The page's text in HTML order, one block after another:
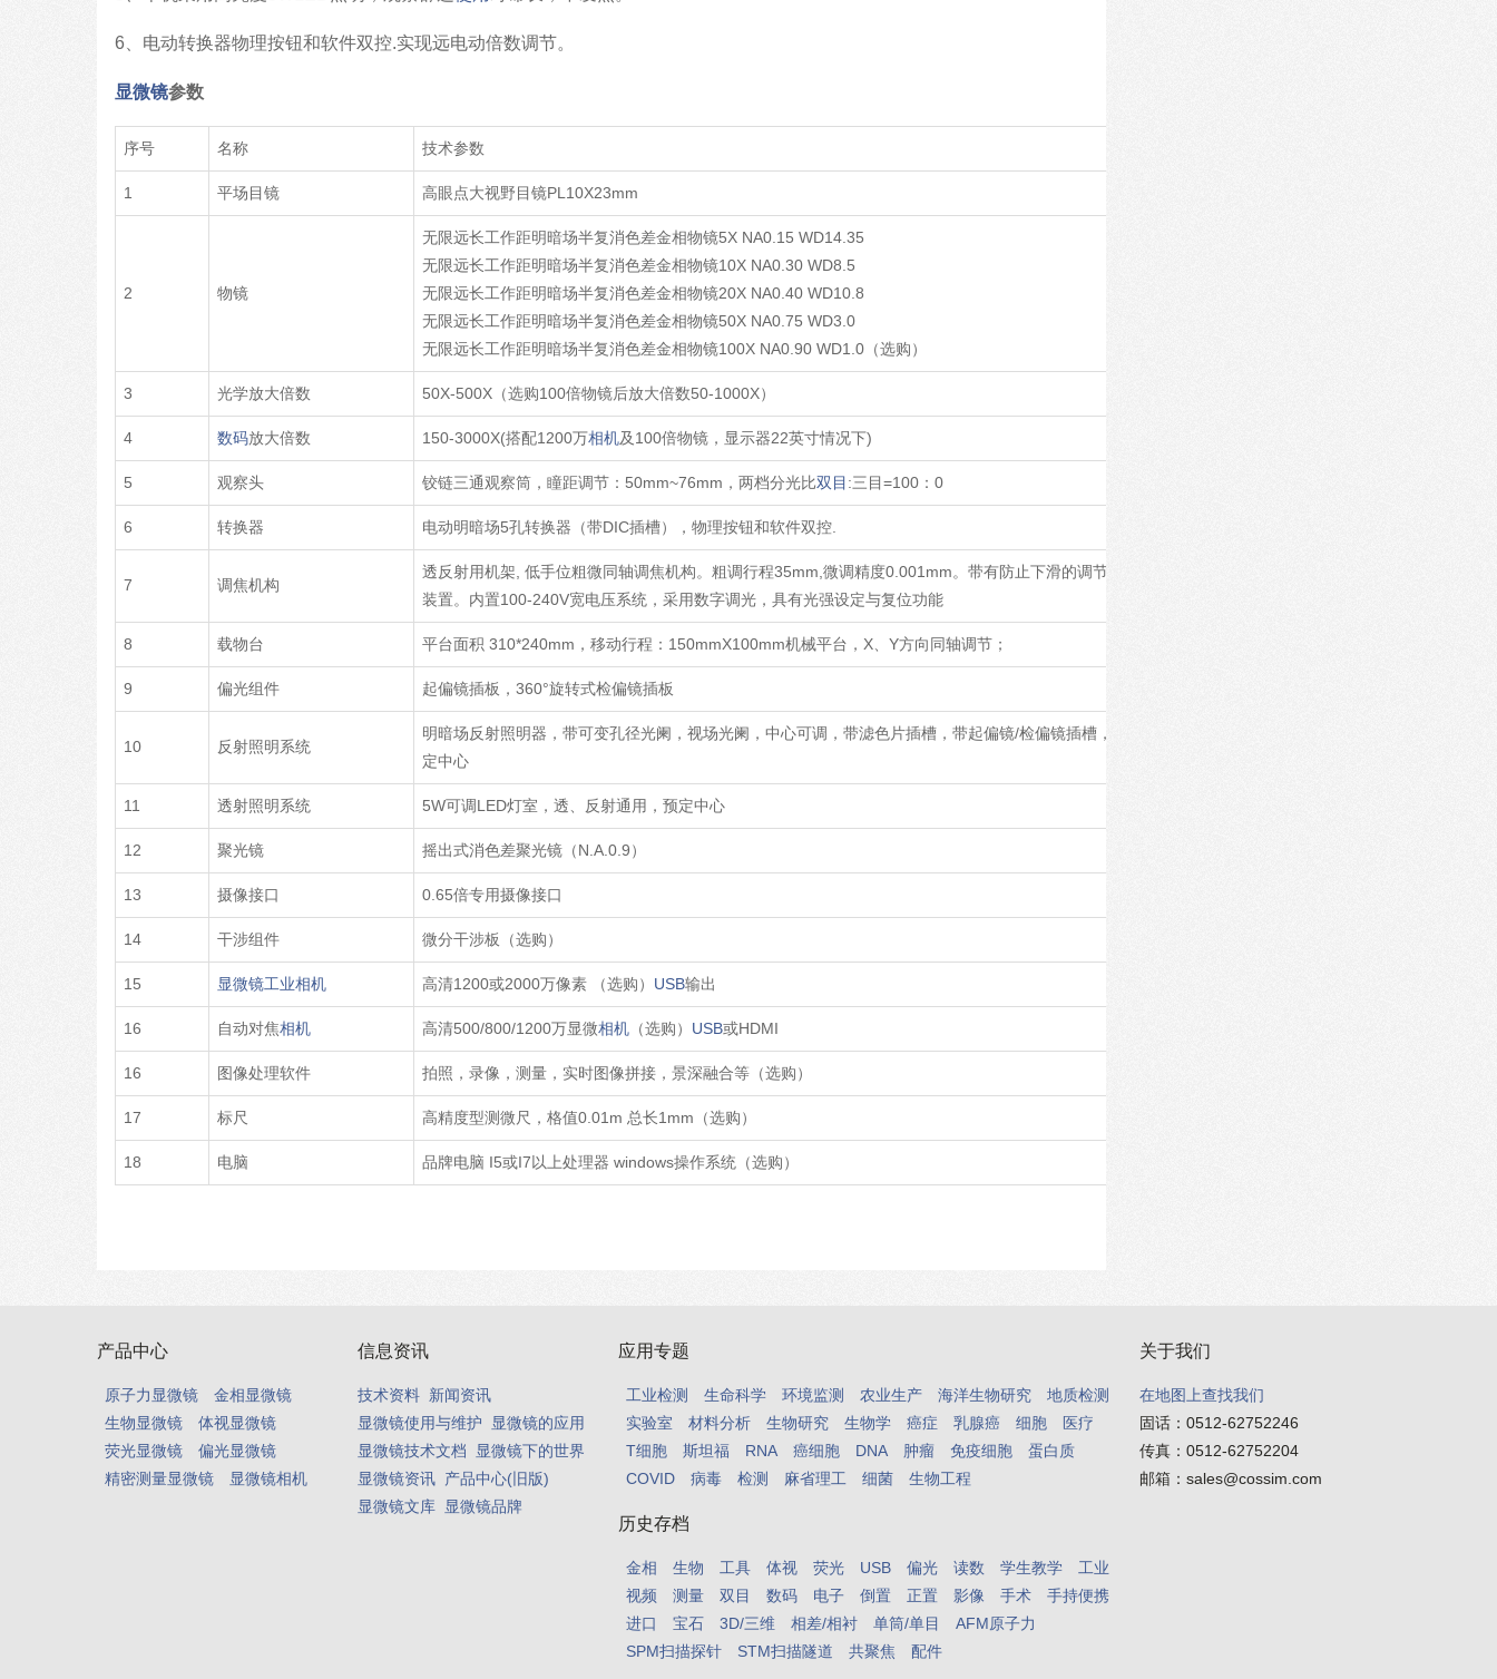
6、电动转换器物理按钮和软件双控.实现远电动倍数调节。
显微镜参数
序号 名称 技术参数
1 平场目镜 高眼点大视野目镜PL10X23mm
2 物镜
无限远长工作距明暗场半复消色差金相物镜5X NA0.15 WD14.35
无限远长工作距明暗场半复消色差金相物镜10X NA0.30 WD8.5
无限远长工作距明暗场半复消色差金相物镜20X NA0.40 WD10.8
无限远长工作距明暗场半复消色差金相物镜50X NA0.75 WD3.0
无限远长工作距明暗场半复消色差金相物镜100X NA0.90 WD1.0（选购）
3 光学放大倍数 50X-500X（选购100倍物镜后放大倍数50-1000X）
4 数码放大倍数 150-3000X(搭配1200万相机及100倍物镜，显示器22英寸情况下)
5 观察头 铰链三通观察筒，瞳距调节：50mm~76mm，两档分光比双目 :三目=100：0
6 转换器 电动明暗场5孔转换器（带DIC插槽），物理按钮和软件双控.
7 调焦机构
透反射用机架, 低手位粗微同轴调焦机构。粗调行程35mm,微调精度0.001mm。带有防止下滑的调节松紧装置和随机上限位
装置。内置100-240V宽电压系统，采用数字调光，具有光强设定与复位功能
8 载物台 平台面积 310*240mm，移动行程：150mmX100mm机械平台，X、Y方向同轴调节；
9 偏光组件 起偏镜插板，360°旋转式检偏镜插板
10 反射照明系统
明暗场反射照明器，带可变孔径光阑，视场光阑，中心可调，带滤色片插槽，带起偏镜/检偏镜插槽，5W可调LED灯室，预
定中心
11 透射照明系统 5W可调LED灯室，透、反射通用，预定中心
12 聚光镜 摇出式消色差聚光镜（N.A.0.9）
13 摄像接口 0.65倍专用摄像接口
14 干涉组件 微分干涉板（选购）
15 显微镜工业相机 高清1200或2000万像素 （选购） USB输出
16 自动对焦相机 高清500/800/1200万显微相机 （选购） USB或HDMI
16 图像处理软件 拍照，录像，测量，实时图像拼接，景深融合等（选购）
17 标尺 高精度型测微尺，格值0.01m 总长1mm（选购）
18 电脑 品牌电脑 I5或I7以上处理器 windows操作系统（选购）
产品中心
原子力显微镜
金相显微镜
生物显微镜
体视显微镜
荧光显微镜
偏光显微镜
精密测量显微镜
显微镜相机
信息资讯
技术资料 新闻资讯
显微镜使用与维护
显微镜的应用
显微镜技术文档
显微镜下的世界
显微镜资讯 产品中心(旧版)
显微镜文库 显微镜品牌
应用专题
工业检测 生命科学 环境监测 农业生产 海洋生物研究
地质检测
实验室
材料分析 生物研究 生物学 癌症 乳腺癌 细胞
医疗
T细胞
斯坦福 RNA 癌细胞 DNA 肿瘤 免疫细胞
蛋白质
COVID
病毒 检测 麻省理工 细菌 生物工程
历史存档
金相 生物 工具 体视 荧光 USB 偏光 读数 学生教学
工业
视频
测量 双目 数码 电子 倒置 正置 影像 手术
手持便携
进口
宝石 3D/三维 相差/相衬 单筒/单目
AFM原子力
SPM扫描探针
STM扫描隧道 共聚焦 配件
关于我们
在地图上查找我们
固话： 0512-62752246
传真： 0512-62752204
邮箱： sales@cossim.com